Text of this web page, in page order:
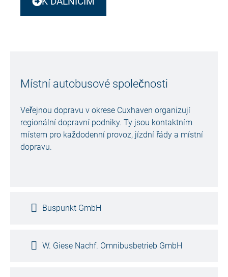
Místní autobusové společnosti
Veřejnou dopravu v okrese Cuxhaven organizují
regionální dopravní podniky. Ty jsou kontaktním
místem pro každodenní provoz, jízdní řády a místní
dopravu.
Buspunkt GmbH
W. Giese Nachf. Omnibusbetrieb GmbH